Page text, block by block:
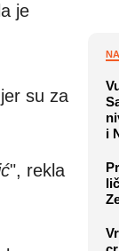
je
su za
", rekla
i